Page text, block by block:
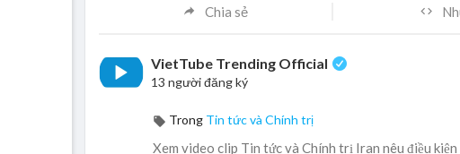
Chia sẻ
VietTube Trending Official
13 người đăng ký
Trong Tin tức và Chính trị
Xem video clip Tin tức và Chính trị Iran nêu điều